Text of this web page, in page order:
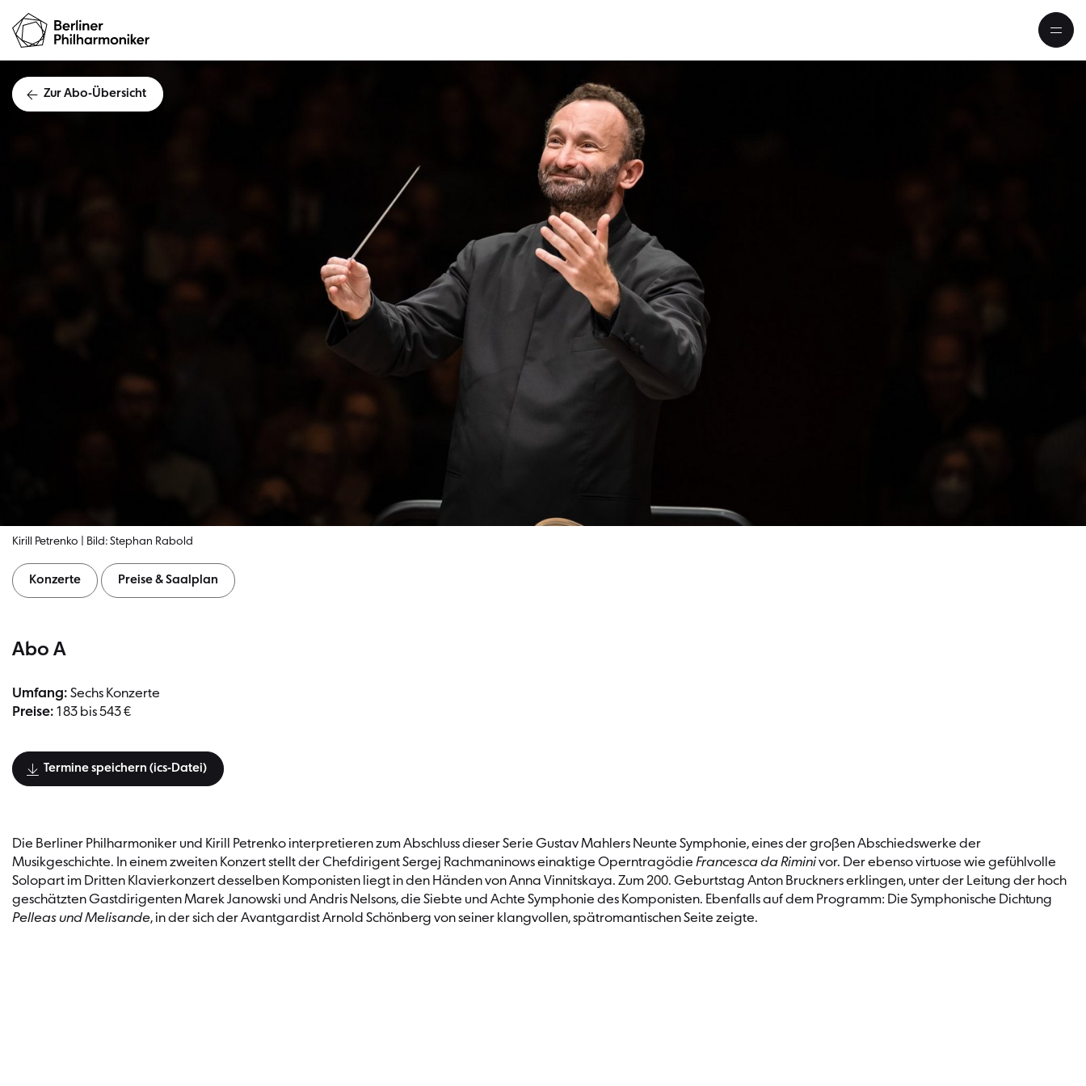
Zur Abo-Übersicht
Kirill Petrenko | Bild: Stephan Rabold
Konzerte Preise & Saalplan
Abo A
Umfang: Sechs Konzerte
Preise: 183 bis 543 €
Termine speichern (ics-Datei)
Die Berliner Philharmoniker und Kirill Petrenko interpretieren zum Abschluss dieser Serie Gustav Mahlers Neunte Symphonie, eines der großen Abschiedswerke der
Musikgeschichte. In einem zweiten Konzert stellt der Chefdirigent Sergej Rachmaninows einaktige Operntragödie Francesca da Riminivor. Der ebenso virtuose wie gefühlvolle
Solopart im Dritten Klavierkonzert desselben Komponisten liegt in den Händen von Anna Vinnitskaya. Zum 200. Geburtstag Anton Bruckners erklingen, unter der Leitung der hoch
geschätzten Gastdirigenten Marek Janowski und Andris Nelsons, die Siebte und Achte Symphonie des Komponisten. Ebenfalls auf dem Programm: Die Symphonische Dichtung
Pelleas und Melisande, in der sich der Avantgardist Arnold Schönberg von seiner klangvollen, spätromantischen Seite zeigte.